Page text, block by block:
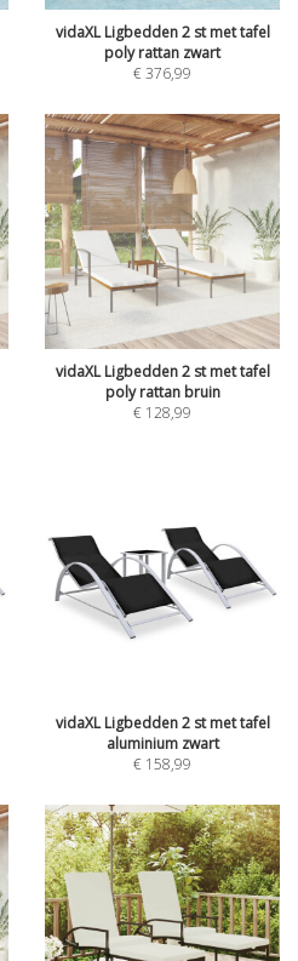
vidaXL Ligbedden 2 st met tafel
poly rattan zwart
€376,99
vidaXL Ligbedden 2 st met tafel
poly rattan bruin
€ 128,99
vidaXL Ligbedden 2 st met tafel
aluminium zwart
€ 158,99